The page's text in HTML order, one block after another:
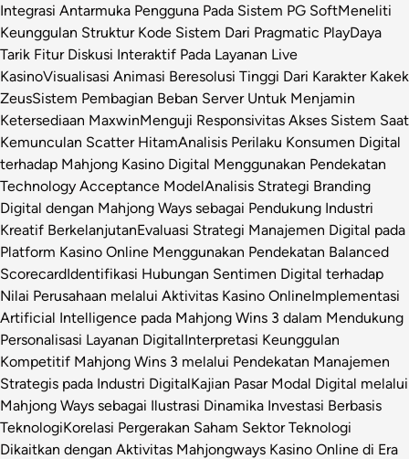
Integrasi Antarmuka Pengguna Pada Sistem PG SoftMeneliti
Keunggulan Struktur Kode Sistem Dari Pragmatic PlayDaya
Tarik Fitur Diskusi Interaktif Pada Layanan Live
KasinoVisualisasi Animasi Beresolusi Tinggi Dari Karakter Kakek
ZeusSistem Pembagian Beban Server Untuk Menjamin
Ketersediaan MaxwinMenguji Responsivitas Akses Sistem Saat
Kemunculan Scatter HitamAnalisis Perilaku Konsumen Digital
terhadap Mahjong Kasino Digital Menggunakan Pendekatan
Technology Acceptance ModelAnalisis Strategi Branding
Digital dengan Mahjong Ways sebagai Pendukung Industri
Kreatif BerkelanjutanEvaluasi Strategi Manajemen Digital pada
Platform Kasino Online Menggunakan Pendekatan Balanced
ScorecardIdentifikasi Hubungan Sentimen Digital terhadap
Nilai Perusahaan melalui Aktivitas Kasino OnlineImplementasi
Artificial Intelligence pada Mahjong Wins 3 dalam Mendukung
Personalisasi Layanan DigitalInterpretasi Keunggulan
Kompetitif Mahjong Wins 3 melalui Pendekatan Manajemen
Strategis pada Industri DigitalKajian Pasar Modal Digital melalui
Mahjong Ways sebagai Ilustrasi Dinamika Investasi Berbasis
TeknologiKorelasi Pergerakan Saham Sektor Teknologi
Dikaitkan dengan Aktivitas Mahjongways Kasino Online di Era